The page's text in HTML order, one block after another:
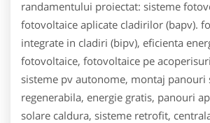
randamentului proiectat: sisteme
fotovoltaice aplicate cladirilor (bapv).
integrate in cladiri (bipv), eficienta
fotovoltaice, fotovoltaice pe
sisteme pv autonome, montaj panouri
regenerabila, energie gratis, panouri
solare caldura, sisteme retrofit,